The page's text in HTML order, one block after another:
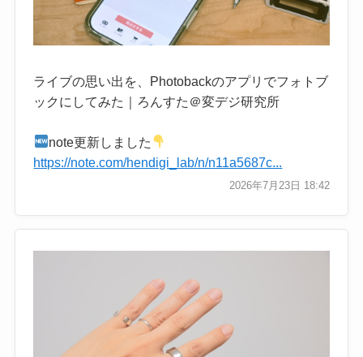
ライブの思い出を、Photobackのアプリでフォトブ
ックにしてみた｜ろんすた＠変デジ研究所
note更新しました
https://note.com/hendigi_lab/n/n11a5687c...
2026年7月23日 18:42